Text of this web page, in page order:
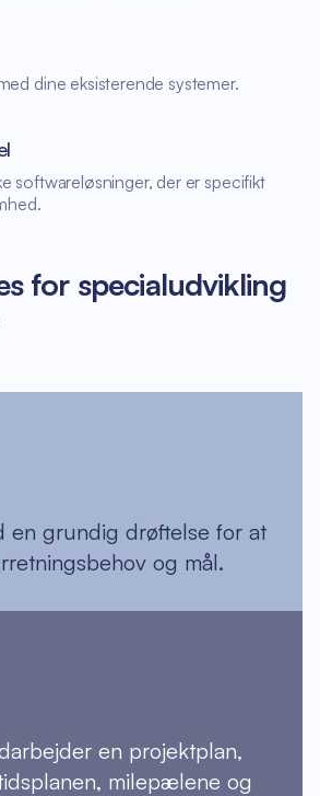
dine eksisterende systemer.
softwareløsninger, der er specifikt
for specialudvikling
en grundig drøftelse for at
og mål.
en projektplan,
milepælene og